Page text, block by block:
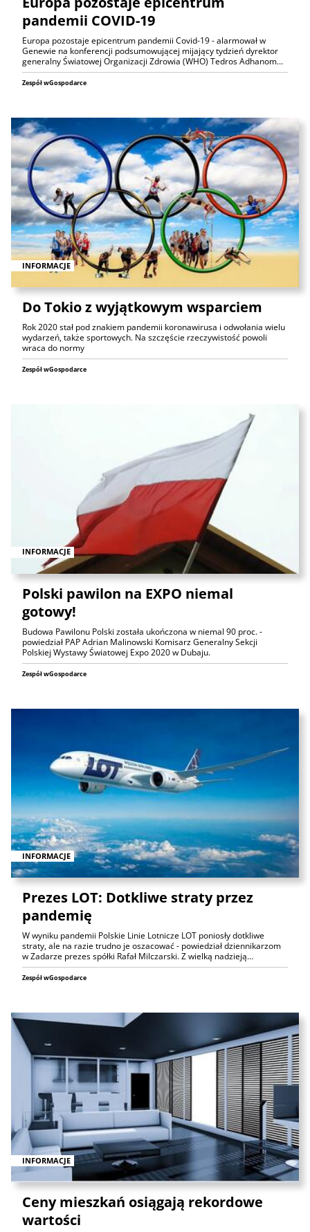
pandemii COVID-19
Europa pozostaje epicentrum pandemii Covid-19 - alarmował w
Genewie na konferencji podsumowującej mijający tydzień dyrektor
generalny Światowej Organizacji Zdrowia (WHO) Tedros Adhanom…
Zespół wGospodarce
INFORMACJE
Do Tokio z wyjątkowym wsparciem
Rok 2020 stał pod znakiem pandemii koronawirusa i odwołania wielu
wydarzeń, także sportowych. Na szczęście rzeczywistość powoli
wraca do normy
Zespół wGospodarce
INFORMACJE
Polski pawilon na EXPO niemal
gotowy!
Budowa Pawilonu Polski została ukończona w niemal 90 proc. -
powiedział PAP Adrian Malinowski Komisarz Generalny Sekcji
Polskiej Wystawy Światowej Expo 2020 w Dubaju.
Zespół wGospodarce
INFORMACJE
Prezes LOT: Dotkliwe straty przez
pandemię
W wyniku pandemii Polskie Linie Lotnicze LOT poniosły dotkliwe
straty, ale na razie trudno je oszacować - powiedział dziennikarzom
w Zadarze prezes spółki Rafał Milczarski. Z wielką nadzieją…
Zespół wGospodarce
INFORMACJE
Ceny mieszkań osiągają rekordowe
wartości